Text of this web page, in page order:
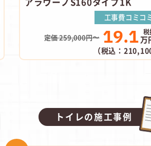
工事費コミコ
定価 259,000円〜 19.1万
（税込：
トイレの施工事例